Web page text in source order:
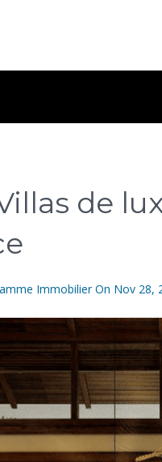
de
ImmobilierOn Nov 28,